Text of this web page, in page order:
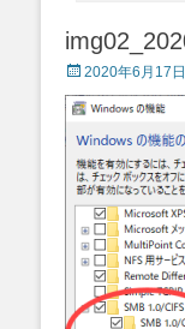
Posted
on
2020年6月17日